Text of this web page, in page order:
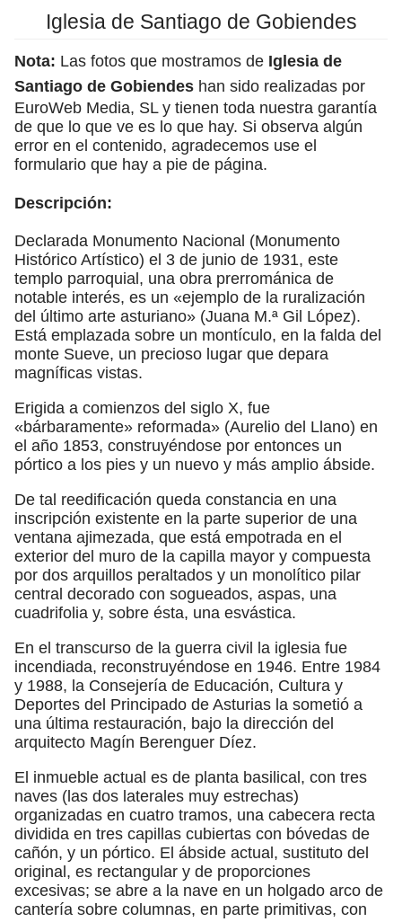
Iglesia de Santiago de Gobiendes
Nota: Las fotos que mostramos de Iglesia de
Santiago de Gobiendes han sido realizadas por
EuroWeb Media, SL y tienen toda nuestra garantía
de que lo que ve es lo que hay. Si observa algún
error en el contenido, agradecemos use el
formulario que hay a pie de página.
Descripción:
Declarada Monumento Nacional (Monumento
Histórico Artístico) el 3 de junio de 1931, este
templo parroquial, una obra prerrománica de
notable interés, es un «ejemplo de la ruralización
del último arte asturiano» (Juana M.ª Gil López).
Está emplazada sobre un montículo, en la falda del
monte Sueve, un precioso lugar que depara
magníficas vistas.
Erigida a comienzos del siglo X, fue
«bárbaramente» reformada» (Aurelio del Llano) en
el año 1853, construyéndose por entonces un
pórtico a los pies y un nuevo y más amplio ábside.
De tal reedificación queda constancia en una
inscripción existente en la parte superior de una
ventana ajimezada, que está empotrada en el
exterior del muro de la capilla mayor y compuesta
por dos arquillos peraltados y un monolítico pilar
central decorado con sogueados, aspas, una
cuadrifolia y, sobre ésta, una esvástica.
En el transcurso de la guerra civil la iglesia fue
incendiada, reconstruyéndose en 1946. Entre 1984
y 1988, la Consejería de Educación, Cultura y
Deportes del Principado de Asturias la sometió a
una última restauración, bajo la dirección del
arquitecto Magín Berenguer Díez.
El inmueble actual es de planta basilical, con tres
naves (las dos laterales muy estrechas)
organizadas en cuatro tramos, una cabecera recta
dividida en tres capillas cubiertas con bóvedas de
cañón, y un pórtico. El ábside actual, sustituto del
original, es rectangular y de proporciones
excesivas; se abre a la nave en un holgado arco de
cantería sobre columnas, en parte primitivas, con